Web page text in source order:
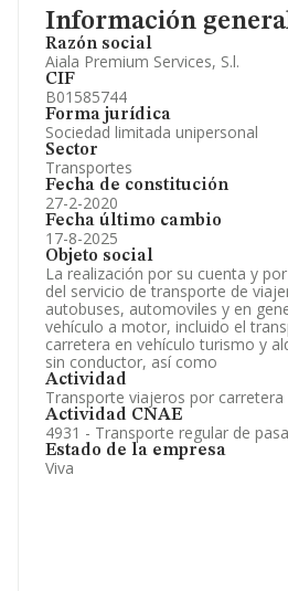
Información
Razón social
Aiala Premium Services, S.l.
CIF
B01585744
Forma jurídica
Sociedad limitada unipersonal
Sector
Transportes
Fecha de constitución
27-2-2020
Fecha último cambio
17-8-2025
Objeto social
La realización por su cuenta y
del servicio de transporte de
autobuses, automoviles y en
vehículo a motor, incluido el
carretera en vehículo turismo y
sin conductor, así como
Actividad
Transporte viajeros por carretera
Actividad CNAE
4931 - Transporte regular de
Estado de la empresa
Viva
Información oficial y registral